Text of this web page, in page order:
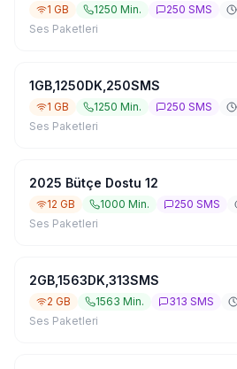
1 GB 1250 Min. 250 SMS
Ses Paketleri
1GB,1250DK,250SMS
1 GB 1250 Min. 250 SMS
Ses Paketleri
2025 Bütçe Dostu 12
12 GB 1000 Min. 250 SMS
Ses Paketleri
2GB,1563DK,313SMS
2 GB 1563 Min. 313 SMS
Ses Paketleri